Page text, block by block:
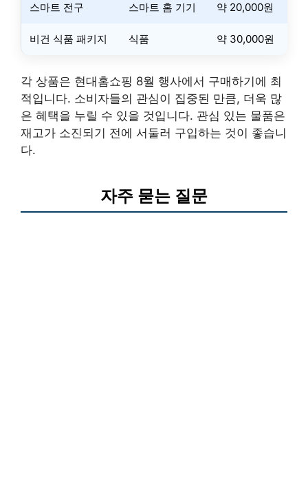
스마트 전구 스마트 홈 기기 약 20,000원
비건 식품 패키지 식품 약 30,000원
각 상품은 현대홈쇼핑 8월 행사에서 구매하기에 최
적입니다. 소비자들의 관심이 집중된 만큼, 더욱 많
은 혜택을 누릴 수 있을 것입니다. 관심 있는 물품은
재고가 소진되기 전에 서둘러 구입하는 것이 좋습니
다.
자주 묻는 질문